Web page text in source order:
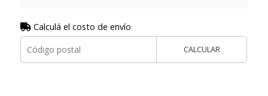
Calculá el costo de envío
CALCULAR